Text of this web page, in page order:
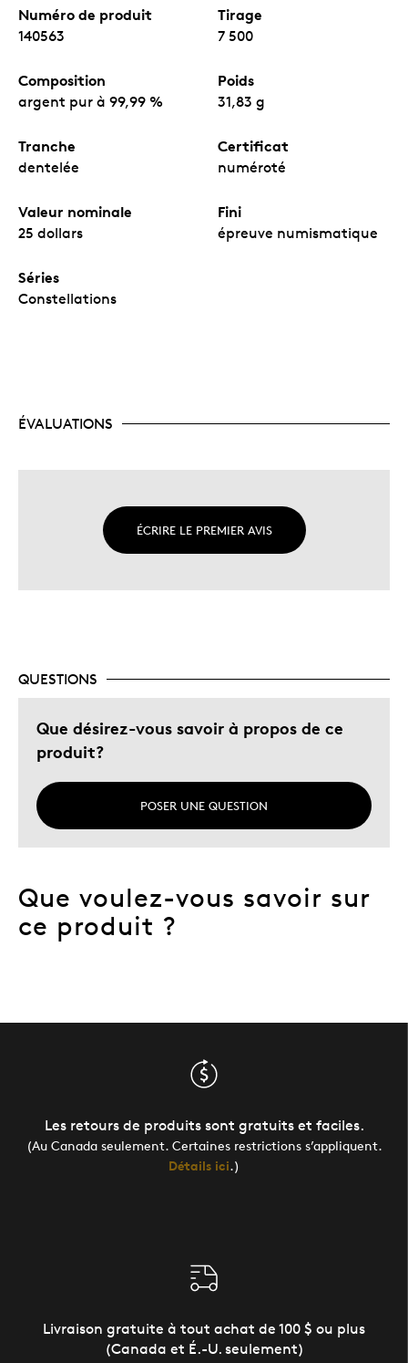
Numéro de produit
140563
Tirage
7 500
Composition
argent pur à 99,99 %
Poids
31,83 g
Tranche
dentelée
Certificat
numéroté
Valeur nominale
25 dollars
Fini
épreuve numismatique
Séries
Constellations
ÉVALUATIONS
ÉCRIRE LE PREMIER AVIS
QUESTIONS
Que désirez-vous savoir à propos de ce
produit?
POSER UNE QUESTION
Que voulez-vous savoir sur
ce produit ?
Les retours de produits sont gratuits et faciles.
(Au Canada seulement. Certaines restrictions s’appliquent.
Détails ici.)
Livraison gratuite à tout achat de 100 $ ou plus
(Canada et É.-U. seulement)